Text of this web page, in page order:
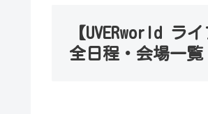
【UVERworld ライ
全日程・会場一覧